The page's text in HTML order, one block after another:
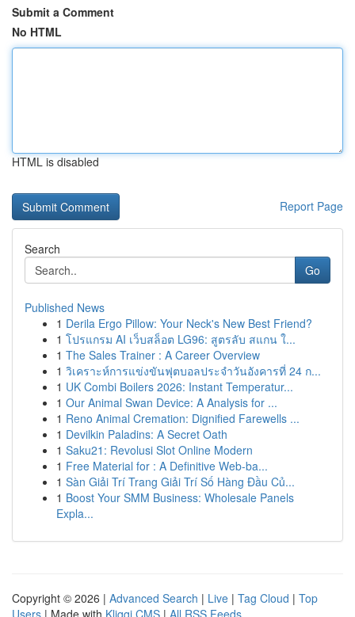
Submit a Comment
No HTML
HTML is disabled
Report Page
Search
Go
Published News
1 Derila Ergo Pillow: Your Neck's New Best Friend?
1 โปรแกรม AI เว็บสล็อต LG96: สูตรลับ สแกน ใ...
1 The Sales Trainer : A Career Overview
1 วิเคราะห์การแข่งขันฟุตบอลประจำวันอังคารที่ 24 ก...
1 UK Combi Boilers 2026: Instant Temperatur...
1 Our Animal Swan Device: A Analysis for ...
1 Reno Animal Cremation: Dignified Farewells ...
1 Devilkin Paladins: A Secret Oath
1 Saku21: Revolusi Slot Online Modern
1 Free Material for : A Definitive Web-ba...
1 Sàn Giải Trí Trang Giải Trí Số Hàng Đầu Củ...
1 Boost Your SMM Business: Wholesale Panels
Expla...
Copyright © 2026 | Advanced Search | Live | Tag Cloud | Top
Users | Made with Kliqqi CMS | All RSS Feeds